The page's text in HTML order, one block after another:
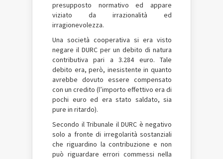
presupposto normativo ed appare
viziato da irrazionalità ed
irragionevolezza.
Una società cooperativa si era visto
negare il DURC per un debito di natura
contributiva pari a 3.284 euro. Tale
debito era, però, inesistente in quanto
avrebbe dovuto essere compensato
con un credito (l’importo effettivo era di
pochi euro ed era stato saldato, sia
pure in ritardo).
Secondo il Tribunale il DURC è negativo
solo a fronte di irregolarità sostanziali
che riguardino la contribuzione e non
può riguardare errori commessi nella